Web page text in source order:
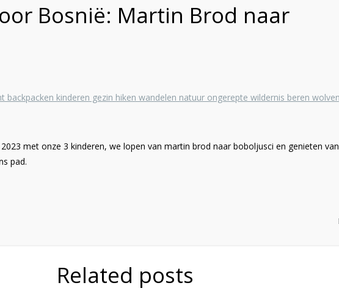
Bosnië: Martin Brod naar
met onze 3 kinderen, we lopen van martin brod naar boboljusci en genieten van
pad.
Related posts